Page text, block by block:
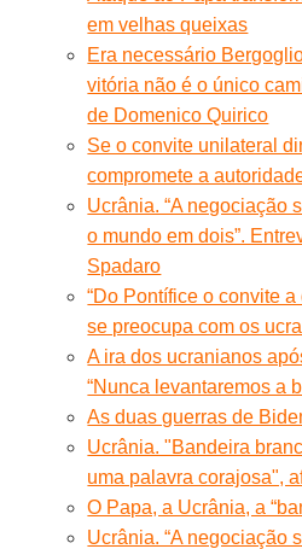
em velhas queixas
Era necessário
vitória não é o único
de Domenico Quirico
Se o convite unilateral
compromete a
Ucrânia. “A negociação
o mundo em dois”.
Spadaro
“Do Pontífice o convite
se preocupa com os
A ira dos ucranianos
“Nunca levantaremos a
As duas guerras de
Ucrânia. "Bandeira
uma palavra corajosa",
O Papa, a Ucrânia, a
Ucrânia. “A negociação